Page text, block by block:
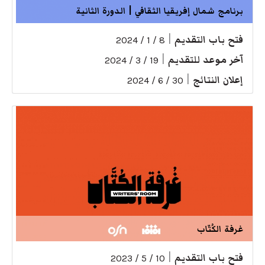
برنامج شمال إفريقيا الثقافي | الدورة الثانية
فتح باب التقديم 8 / 1 / 2024
آخر موعد للتقديم 19 / 3 / 2024
إعلان النتائج 30 / 6 / 2024
غرفة الكُتّاب
فتح باب التقديم 10 / 5 / 2023